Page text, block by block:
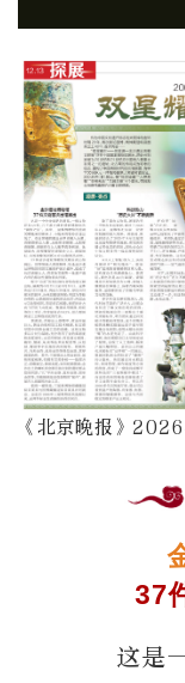
《北京晚报》
37
这是